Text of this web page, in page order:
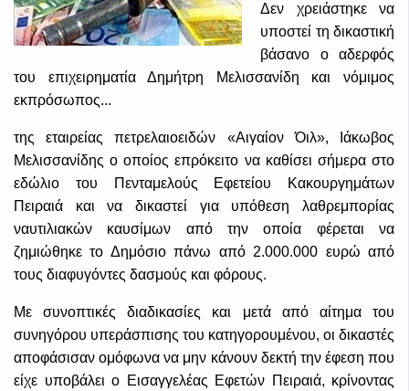
Δεν χρειάστηκε να
υποστεί τη δικαστική
βάσανο ο αδερφός
του επιχειρηματία Δημήτρη Μελισσανίδη και νόμιμος
εκπρόσωπος...
της εταιρείας πετρελαιοειδών «Αιγαίον Όιλ», Ιάκωβος
Μελισσανίδης ο οποίος επρόκειτο να καθίσει σήμερα στο
εδώλιο του Πενταμελούς Εφετείου Κακουργημάτων
Πειραιά και να δικαστεί για υπόθεση λαθρεμπορίας
ναυτιλιακών καυσίμων από την οποία φέρεται να
ζημιώθηκε το Δημόσιο πάνω από 2.000.000 ευρώ από
τους διαφυγόντες δασμούς και φόρους.
Με συνοπτικές διαδικασίες και μετά από αίτημα του
συνηγόρου υπεράσπισης του κατηγορουμένου, οι δικαστές
αποφάσισαν ομόφωνα να μην κάνουν δεκτή την έφεση που
είχε υποβάλει ο Εισαγγελέας Εφετών Πειραιά, κρίνοντας